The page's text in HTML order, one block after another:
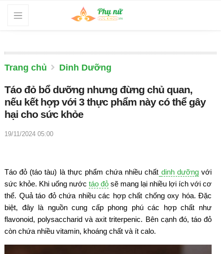
Trang chủ Dinh Dưỡng
Táo đỏ bổ dưỡng nhưng đừng chủ quan,
nếu kết hợp với 3 thực phẩm này có thể gây
hại cho sức khỏe
19/11/2024 05:00
Táo đỏ (táo tàu) là thực phẩm chứa nhiều chất dinh dưỡngvới
sức khỏe. Khi uống nước táo đỏ sẽ mang lại nhiều lợi ích với cơ
thể. Quả táo đỏ chứa nhiều các hợp chất chống oxy hóa. Đặc
biệt, đây là nguồn cung cấp phong phú các hợp chất như
flavonoid, polysaccharid và axit triterpenic. Bên cạnh đó, táo đỏ
còn chứa nhiều vitamin, khoáng chất và ít calo.